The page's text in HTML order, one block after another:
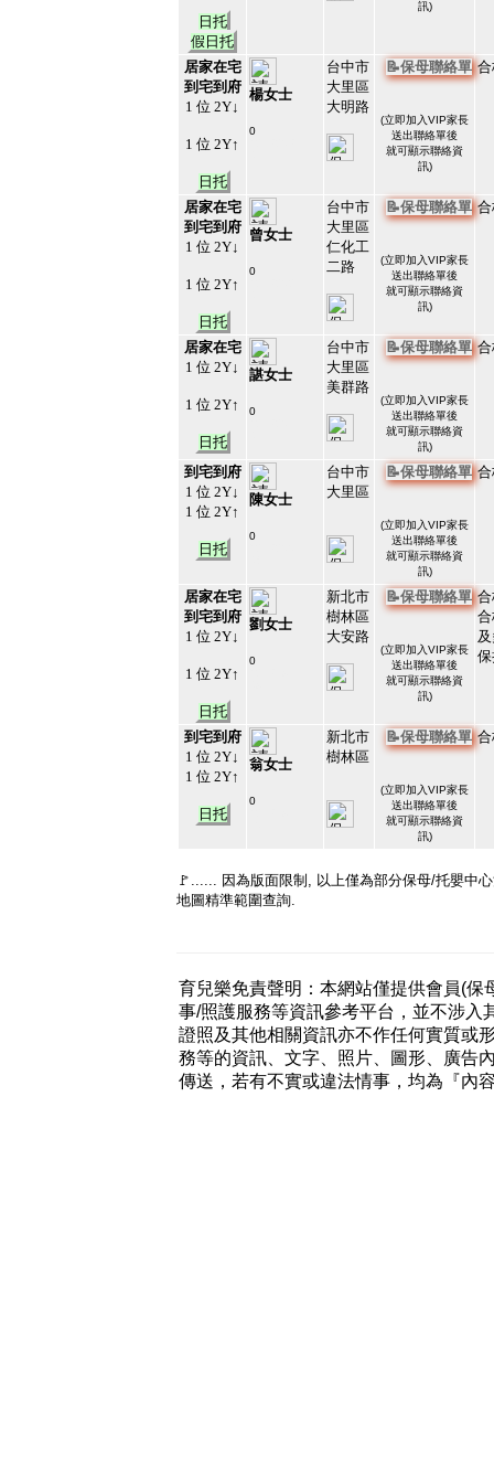
日托
假日托
訊)
居家在宅
到宅到府
1 位 2Y↓
1 位 2Y↑
日托
楊女士
0
台中市
大里區
大明路
📝保母聯絡單
(立即加入VIP家長
送出聯絡單後
就可顯示聯絡資
訊)
居家在宅
到宅到府
1 位 2Y↓
1 位 2Y↑
日托
曾女士
0
台中市
大里區
仁化工
二路
📝保母聯絡單
(立即加入VIP家長
送出聯絡單後
就可顯示聯絡資
訊)
居家在宅
1 位 2Y↓
1 位 2Y↑
日托
諶女士
0
台中市
大里區
美群路
📝保母聯絡單
(立即加入VIP家長
送出聯絡單後
就可顯示聯絡資
訊)
到宅到府
1 位 2Y↓
1 位 2Y↑
日托
陳女士
0
台中市
大里區
📝保母聯絡單
(立即加入VIP家長
送出聯絡單後
就可顯示聯絡資
訊)
居家在宅
到宅到府
1 位 2Y↓
1 位 2Y↑
日托
劉女士
0
新北市
樹林區
大安路
📝保母聯絡單
(立即加入VIP家長
送出聯絡單後
就可顯示聯絡資
訊)
到宅到府
1 位 2Y↓
1 位 2Y↑
日托
翁女士
0
新北市
樹林區
📝保母聯絡單
(立即加入VIP家長
送出聯絡單後
就可顯示聯絡資
訊)
🚩...... 因為版面限制, 以上僅為部分保母/托嬰中
地圖精準範圍查詢.
育兒樂免責聲明：本網站僅提供會員(
事/照護服務等資訊參考平台，並不涉入
證照及其他相關資訊亦不作任何實質或
務等的資訊、文字、照片、圖形、廣告
傳送，若有不實或違法情事，均為『內